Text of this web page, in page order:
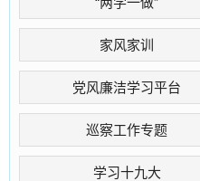
家风家训
党风廉洁学习平台
巡察工作专题
学习十九大